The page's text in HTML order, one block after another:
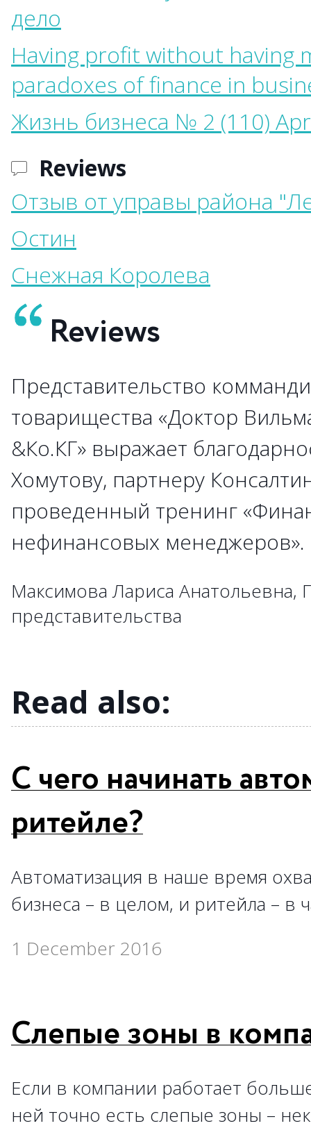
дело
Having profit without having
paradoxes of finance in
Жизнь бизнеса № 2 (110)
Reviews
Отзыв от управы района
Остин
Снежная Королева
Reviews
Представительство
товарищества «Доктор
&Ко.КГ» выражает
Хомутову, партнеру
проведенный тренинг
нефинансовых
Максимова Лариса Анатольевна,
представительства
→
→
→
→
→
→
→
→
→
→
→
→
→
→
→
→
→
→
→
→
→
→
→
→
→
→
Read also:
С чего начинать
ритейле?
Автоматизация в наше время
бизнеса – в целом, и ритейла – в
1 December 2016
Слепые зоны в
Если в компании работает
ней точно есть слепые зоны –